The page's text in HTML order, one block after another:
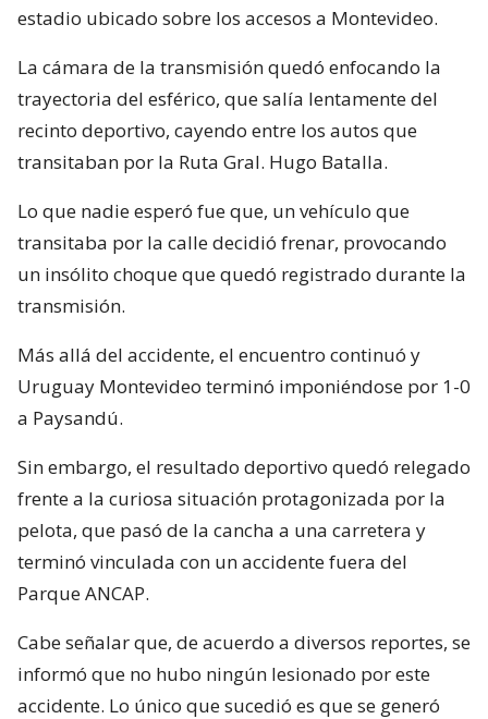
estadio ubicado sobre los accesos a Montevideo.
La cámara de la transmisión quedó enfocando la
trayectoria del esférico, que salía lentamente del
recinto deportivo, cayendo entre los autos que
transitaban por la Ruta Gral. Hugo Batalla.
Lo que nadie esperó fue que, un vehículo que
transitaba por la calle decidió frenar, provocando
un insólito choque que quedó registrado durante la
transmisión.
Más allá del accidente, el encuentro continuó y
Uruguay Montevideo terminó imponiéndose por 1-0
a Paysandú.
Sin embargo, el resultado deportivo quedó relegado
frente a la curiosa situación protagonizada por la
pelota, que pasó de la cancha a una carretera y
terminó vinculada con un accidente fuera del
Parque ANCAP.
Cabe señalar que, de acuerdo a diversos reportes, se
informó que no hubo ningún lesionado por este
accidente. Lo único que sucedió es que se generó